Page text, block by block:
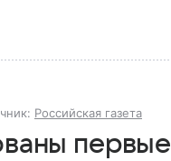
Российская газета
первые